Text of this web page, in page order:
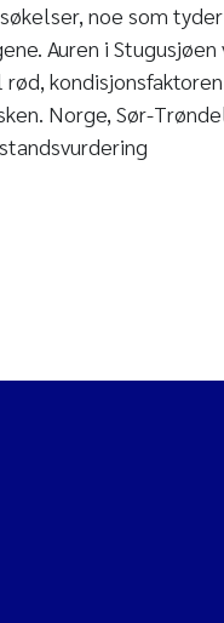
noe som
Auren i
Norge, Sør-